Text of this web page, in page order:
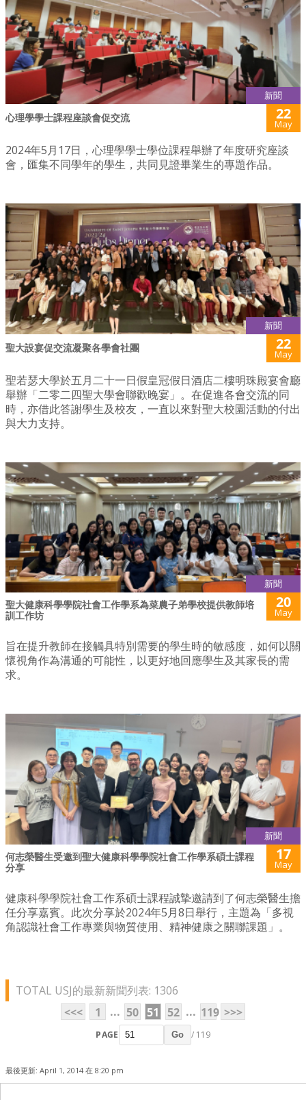
新聞
心理學學士課程座談會促交流 22
May
2024年5月17日，心理學學士學位課程舉辦了年度研究座談
會，匯集不同學年的學生，共同見證畢業生的專題作品。
新聞
聖大設宴促交流凝聚各學會社團 22
May
聖若瑟大學於五月二十一日假皇冠假日酒店二樓明珠殿宴會廳
舉辦「二零二四聖大學會聯歡晚宴」。在促進各會交流的同
時，亦借此答謝學生及校友，一直以來對聖大校園活動的付出
與大力支持。
新聞
聖大健康科學學院社會工作學系為菜農子弟學校提供教師培
訓工作坊
20
May
旨在提升教師在接觸具特別需要的學生時的敏感度，如何以關
懷視角作為溝通的可能性，以更好地回應學生及其家長的需
求。
新聞
何志榮醫生受邀到聖大健康科學學院社會工作學系碩士課程
分享
17
May
健康科學學院社會工作系碩士課程誠摯邀請到了何志榮醫生擔
任分享嘉賓。此次分享於2024年5月8日舉行，主題為「多視
角認識社會工作專業與物質使用、精神健康之關聯課題」。
TOTAL USJ的最新新聞列表: 1306
<<<
1 ... 50 51 52 ... 119 >>>
PAGE Go / 119
最後更新: April 1, 2014 在 8:20 pm